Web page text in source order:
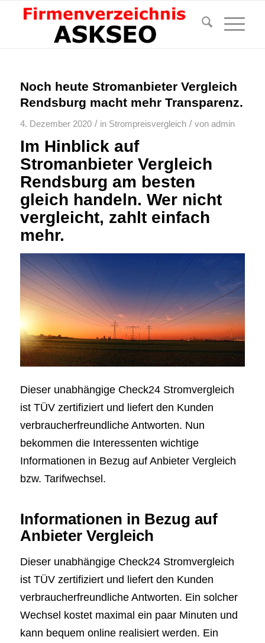
Noch heute Stromanbieter Vergleich
Rendsburg macht mehr Transparenz.
4. Dezember 2020 / in Strompreisvergleich / von admin
Im Hinblick auf
Stromanbieter Vergleich
Rendsburg am besten
gleich handeln. Wer nicht
vergleicht, zahlt einfach
mehr.
Dieser unabhängige Check24 Stromvergleich
ist TÜV zertifiziert und liefert den Kunden
verbraucherfreundliche Antworten. Nun
bekommen die Interessenten wichtige
Informationen in Bezug auf Anbieter Vergleich
bzw. Tarifwechsel.
Informationen in Bezug auf
Anbieter Vergleich
Dieser unabhängige Check24 Stromvergleich
ist TÜV zertifiziert und liefert den Kunden
verbraucherfreundliche Antworten. Ein solcher
Wechsel kostet maximal ein paar Minuten und
kann bequem online realisiert werden. Ein